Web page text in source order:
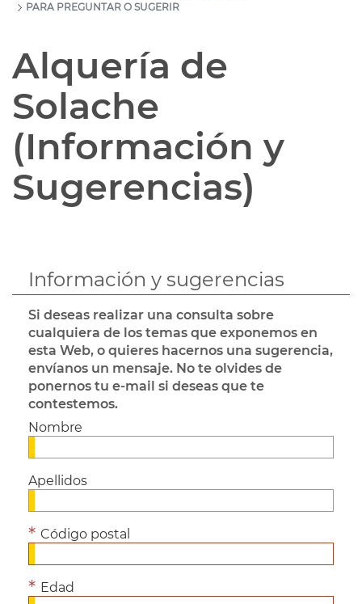
PARA PREGUNTAR O SUGERIR
Alquería de
Solache
(Información y
Sugerencias)
Información y sugerencias
Si deseas realizar una consulta sobre
cualquiera de los temas que exponemos en
esta Web, o quieres hacernos una sugerencia,
envíanos un mensaje. No te olvides de
ponernos tu e-mail si deseas que te
contestemos.
Nombre
Apellidos
Código postal
Edad